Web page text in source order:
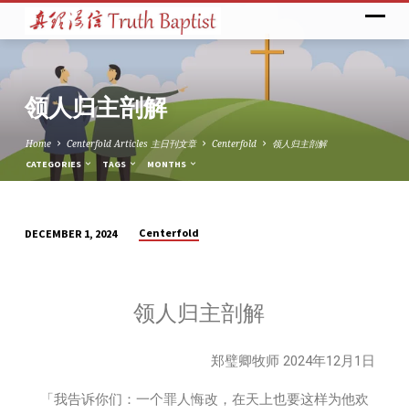
领人归主剖解
Home Centerfold Articles 主日刊文章 Centerfold 领人归主剖解
CATEGORIES TAGS MONTHS
DECEMBER 1, 2024 Centerfold
领人归主剖解
郑璧卿牧师 2024年12月1日
「我告诉你们：一个罪人悔改，在天上也要这样为他欢